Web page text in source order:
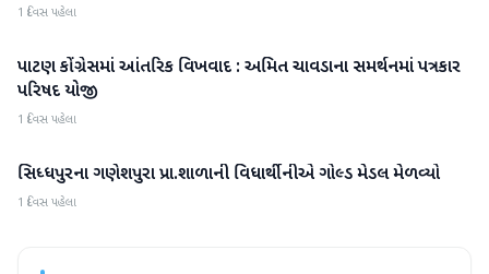
1 દિવસ પહેલા
પાટણ
પાટણ કોંગ્રેસમાં આંતરિક વિખવાદ : અમિત ચાવડાના સમર્થનમાં પત્રકાર
પરિષદ યોજી
1 દિવસ પહેલા
પાટણ
સિધ્ધપુરના ગણેશપુરા પ્રા.શાળાની વિધાર્થીનીએ ગોલ્ડ મેડલ મેળવ્યો
1 દિવસ પહેલા